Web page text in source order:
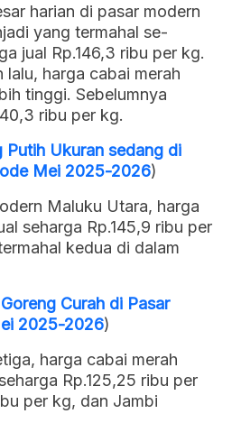
harian di pasar modern
yang termahal se-
jual Rp.146,3 ribu per kg.
lalu, harga cabai merah
tinggi. Sebelumnya
ribu per kg.
Putih Ukuran sedang di
Mei 2025-2026)
Maluku Utara, harga
seharga Rp.145,9 ribu per
kedua di dalam
Curah di Pasar
2025-2026)
harga cabai merah
Rp.125,25 ribu per
per kg, dan Jambi